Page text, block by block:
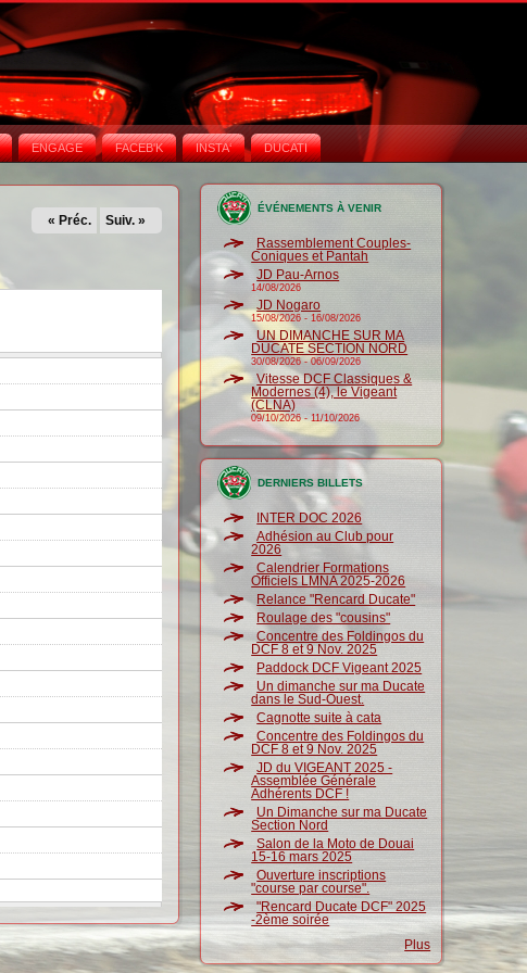
ENGAGE FACEB'K INSTA‘ DUCATI
« Préc. Suiv. »
ÉVÉNEMENTS À VENIR
Rassemblement Couples-
Coniques et Pantah
JD Pau-Arnos
14/08/2026
JD Nogaro
15/08/2026 -16/08/2026
UN DIMANCHE SUR MA
DUCATE SECTION NORD
30/08/2026-06/09/2026
Vitesse DCF Classiques &
Modernes (4), le Vigeant
(CLNA)
09/10/2026-11/10/2026
DERNIERS BILLETS
INTER DOC 2026
Adhésion au Club pour
2026
Calendrier Formations
Officiels LMNA 2025-2026
Relance "Rencard Ducate"
Roulage des "cousins"
Concentre des Foldingos du
DCF 8 et 9 Nov. 2025
Paddock DCF Vigeant 2025
Un dimanche sur ma Ducate
dans le Sud-Ouest.
Cagnotte suite à cata
Concentre des Foldingos du
DCF 8 et 9 Nov. 2025
JD du VIGEANT 2025 -
Assemblée Générale
Adhérents DCF !
Un Dimanche sur ma Ducate
Section Nord
Salon de la Moto de Douai
15-16 mars 2025
Ouverture inscriptions
"course par course".
"Rencard Ducate DCF" 2025
-2ème soirée
Plus